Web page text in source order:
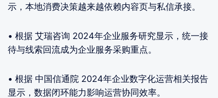
示，本地消费决策越来越依赖内容页与私信承接。
• 根据 艾瑞咨询 2024年企业服务研究显示，统一接
待与线索回流成为企业服务采购重点。
• 根据 中国信通院 2024年企业数字化运营相关报告
显示，数据闭环能力影响运营协同效率。